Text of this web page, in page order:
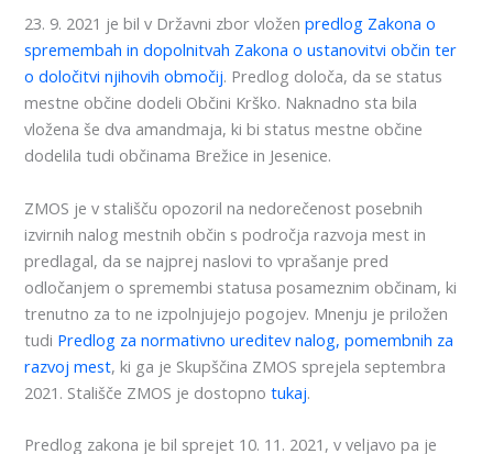
23. 9. 2021 je bil v Državni zbor vloženpredlog Zakona o
spremembah in dopolnitvah Zakona o ustanovitvi občin ter
o določitvi njihovih območij. Predlog določa, da se status
mestne občine dodeli Občini Krško. Naknadno sta bila
vložena še dva amandmaja, ki bi status mestne občine
dodelila tudi občinama Brežice in Jesenice.
ZMOS je v stališču opozoril na nedorečenost posebnih
izvirnih nalog mestnih občin s področja razvoja mest in
predlagal, da se najprej naslovi to vprašanje pred
odločanjem o spremembi statusa posameznim občinam, ki
trenutno za to ne izpolnjujejo pogojev. Mnenju je priložen
tudi Predlog za normativno ureditev nalog, pomembnih za
razvoj mest, ki ga je Skupščina ZMOS sprejela septembra
2021. Stališče ZMOS je dostopnotukaj.
Predlog zakona je bil sprejet 10. 11. 2021, v veljavo pa je